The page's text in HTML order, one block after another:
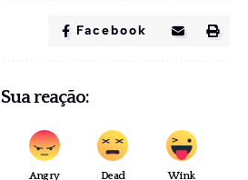
Facebook
Sua reação:
Angry Dead Wink